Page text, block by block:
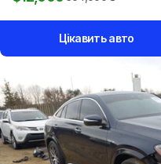
доставку.
Цікавить авто